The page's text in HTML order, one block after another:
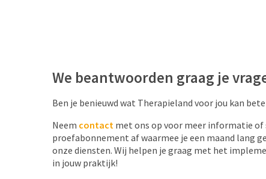
We beantwoorden graag je
Ben je benieuwd wat Therapieland voor jou kan
Neem contact met ons op voor meer informatie
proefabonnement af waarmee je een maand lang
onze diensten. Wij helpen je graag met het
in jouw praktijk!